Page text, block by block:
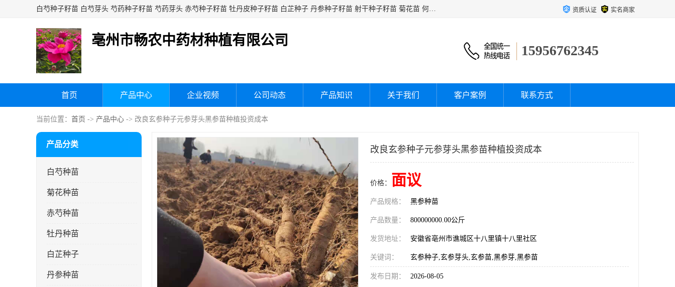
白芍种子籽苗 白芍芽头 芍药种子籽苗 芍药芽头 赤芍种子籽苗 牡丹皮种子籽苗 白芷种子 丹参种子籽苗 射干种子籽苗 菊花苗 何乌苗 蒲公英种子 桔梗种子籽苗 生地黄芽苗 玄参芽苗 元参芽苗 黑参芽苗 紫苑芽 紫菀苗 板蓝根种子 板兰根籽 大青叶种子 大青根种苗 防风种子 夏枯草种子 夏枯球籽 知母种子籽苗 白术种子 白术籽苗 薄荷种子籽苗 红花种子籽油 资质认证 实名商家
亳州市畅农中药材种植有限公司
15956762345
首页 产品中心 企业视频 公司动态 产品知识 关于我们 客户案例 联系方式
当前位置： 首页 -> 产品中心 -> 改良玄参种子元参芽头黑参苗种植投资成本
产品分类
白芍种苗
菊花种苗
赤芍种苗
牡丹种苗
白芷种子
丹参种苗
改良玄参种子元参芽头黑参苗种植投资成本
价格： 面议
产品规格： 黑参种苗
产品数量： 800000000.00公斤
发货地址： 安徽省亳州市谯城区十八里镇十八里社区
关键词： 玄参种子,玄参芽头,玄参苗,黑参芽,黑参苗
发布日期： 2026-08-05